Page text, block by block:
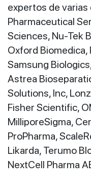
expertos de varias
Pharmaceutical
Sciences, Nu-Tek
Oxford Biomedica,
Samsung
Astrea
Solutions, Inc,
Fisher Scientific,
MilliporeSigma,
ProPharma,
Likarda, Terumo
NextCell Pharma